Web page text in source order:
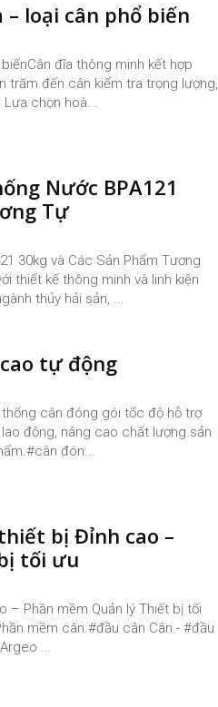
– loại cân phổ biến
đĩa thông minh kết hợp
trăm đến cân kiểm tra trọng lượng,
chọn hoà...
Nước BPA121
Tự
30kg và Các Sản Phẩm Tương
thiết kế thông minh và linh kiện
thủy hải sản, ...
tự động
cân đóng gói tốc độ hỗ trợ
động, nâng cao chất lượng sản
đón...
bị Đỉnh cao –
tối ưu
– Phần mềm Quản lý Thiết bị tối
mềm cân.#đầu cân Cân - #đầu
...